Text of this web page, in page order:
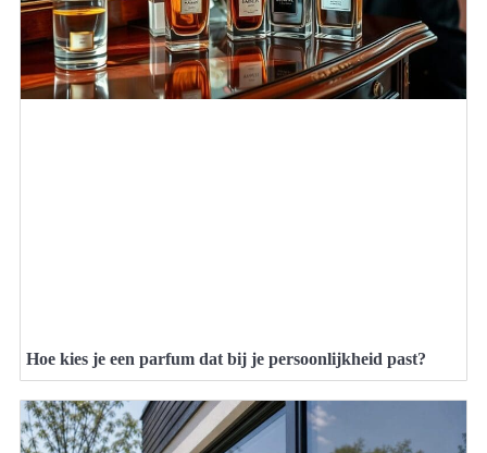
Hoe kies je een parfum dat bij je persoonlijkheid past?